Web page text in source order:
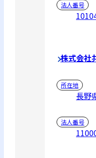
法人番号
株式会社
所在地
長野
法人番号